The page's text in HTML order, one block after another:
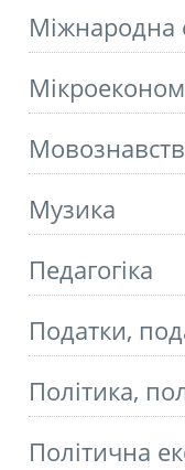
Міжнародна
Музика
Педагогіка
Податки,
Політика,
Політична